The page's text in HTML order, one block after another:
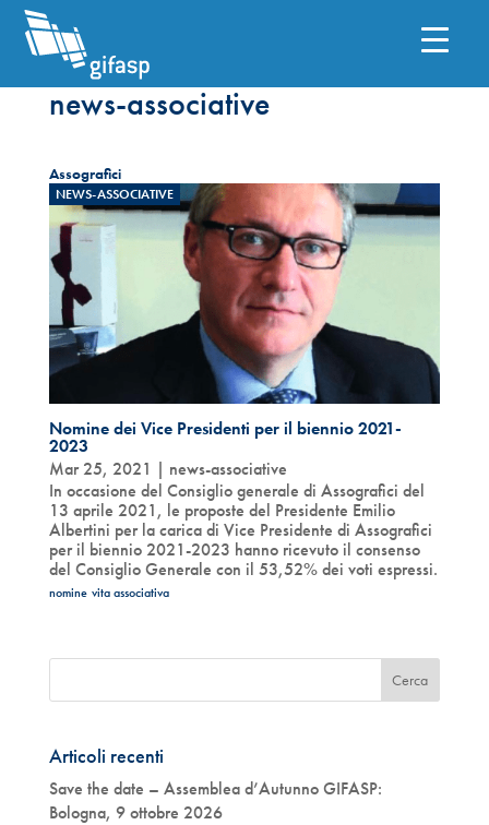
news-associative
Assografici
NEWS-ASSOCIATIVE
Nomine dei Vice Presidenti per il biennio 2021-
2023
Mar 25, 2021 | news-associative
In occasione del Consiglio generale di Assografici del
13 aprile 2021, le proposte del Presidente Emilio
Albertini per la carica di Vice Presidente di Assografici
per il biennio 2021-2023 hanno ricevuto il consenso
del Consiglio Generale con il 53,52% dei voti espressi.
nomine vita associativa
Articoli recenti
Save the date – Assemblea d’Autunno GIFASP:
Bologna, 9 ottobre 2026